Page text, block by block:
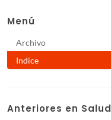
Menú
Archivo
Indice
Anteriores en Salud